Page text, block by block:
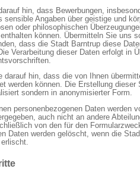
hin, dass Bewerbungen,
sensible Angaben über geistige und
oder philosophischen
können. Übermitteln Sie uns
dass die Stadt Barntrup diese
Verarbeitung dieser Daten erfolgt in
darauf hin, dass die von Ihnen
werden können. Die Erstellung
sondern in anonymisierter Form.
personenbezogenen Daten werden
auch nicht an andere
von den für den
Daten werden gelöscht, wenn die